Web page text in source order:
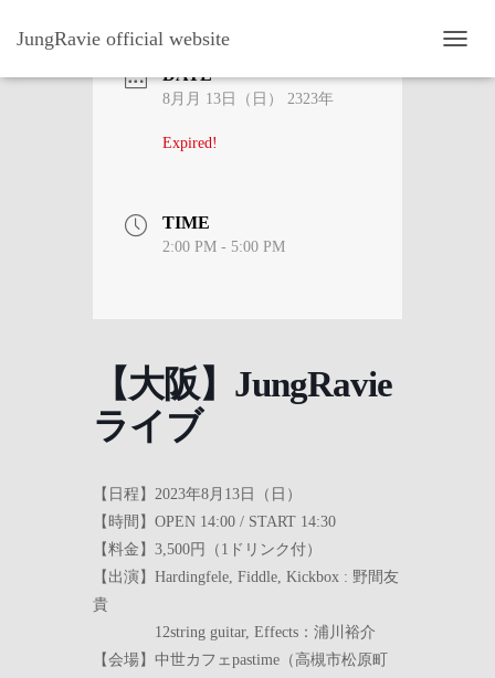
JungRavie official website
ビ
DATE
8月月 13日（日） 2323年
Expired!
TIME
2:00 PM - 5:00 PM
【大阪】JungRavie
ライブ
【日程】2023年8月13日（日）
【時間】OPEN 14:00 / START 14:30
【料金】3,500円（1ドリンク付）
【出演】Hardingfele, Fiddle, Kickbox : 野間友
貴
12string guitar, Effects：浦川裕介
【会場】中世カフェpastime（高槻市松原町